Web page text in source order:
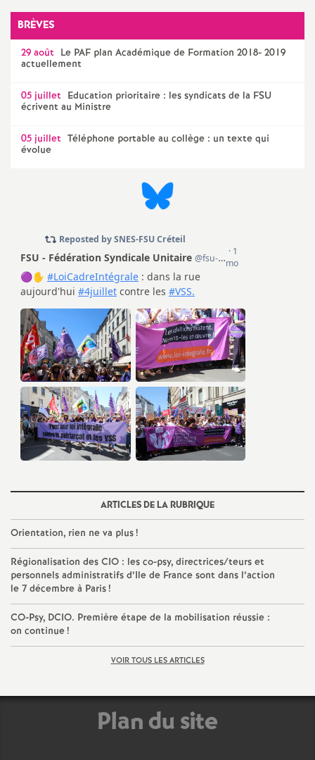
a
n
s
T
s
BRÈVES
29 août Le PAF plan Académique de Formation 2018- 2019
actuellement
05 juillet Education prioritaire : les syndicats de la FSU
écrivent au Ministre
05 juillet Téléphone portable au collège : un texte qui
évolue
ARTICLES DE LA RUBRIQUE
Orientation, rien ne va plus!
Régionalisation des CIO : les co-psy, directrices/teurs et
personnels administratifs d’Ile de France sont dans l’action
le 7 décembre à Paris!
CO-Psy, DCIO. Première étape de la mobilisation réussie :
on continue!
VOIR TOUS LES ARTICLES
Plan du site